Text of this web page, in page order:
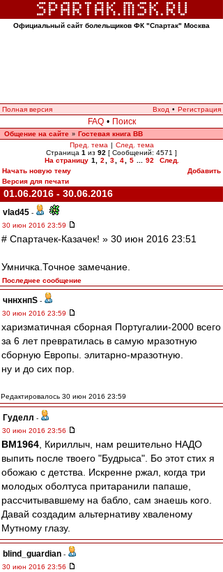
Официальный сайт болельщиков ФК "Спартак" Москва
Полная версия Вход • Регистрация
FAQ • Поиск
Общение на сайте » Гостевая книга ВВ
Пред. тема | След. тема
Страница 1 из 92 [ Сообщений: 4571 ]
На страницу 1 2 3 4 5 92
След.
Начать новую тему
Добавить
Версия для печати
01.06.2016 - 30.06.2016
vlad45 -
30 июн 2016 23:59
# Спартачек-Казачек! » 30 июн 2016 23:51
Умничка.Точное замечание.
Последнее сообщение
чннхнпS -
30 июн 2016 23:59
харизматичная сборная Португалии-2000 всего
за 6 лет превратилась в самую мразотную
сборную Европы. элитарно-мразотную.
ну и до сих пор.
Редактировалось 30 июн 2016 23:59
Гуделл -
30 июн 2016 23:56
BM1964 , Кириллыч, нам решительно НАДО
выпить после твоего "Будрыса". Бо этот стих я
обожаю с детства. Искренне ржал, когда три
молодых оболтуса притаранили папаше,
рассчитывавшему на бабло, сам знаешь кого.
Давай создадим альтернативу хваленому
Мутному глазу.
blind_guardian -
30 июн 2016 23:56